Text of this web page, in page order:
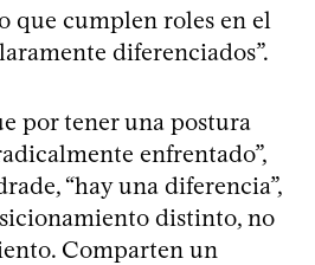
que cumplen roles en el
diferenciados”.
por tener una postura
enfrentado”,
“hay una diferencia”,
distinto, no
Comparten un